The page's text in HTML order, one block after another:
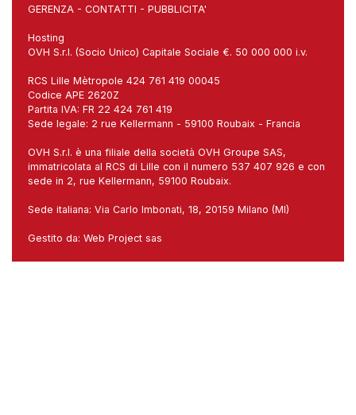
GERENZA - CONTATTI - PUBBLICITA'
Hosting
OVH S.r.l. (Socio Unico) Capitale Sociale €. 50 000 000 i.v.
RCS Lille Mètropole 424 761 419 00045
Codice APE 2620Z
Partita IVA: FR 22 424 761 419
Sede legale: 2 rue Kellermann - 59100 Roubaix - Francia
OVH S.r.l. è una filiale della società OVH Groupe SAS,
immatricolata al RCS di Lille con il numero 537 407 926 e con
sede in 2, rue Kellermann, 59100 Roubaix.
Sede italiana: Via Carlo Imbonati, 18, 20159 Milano (MI)
Gestito da: Web Project sas